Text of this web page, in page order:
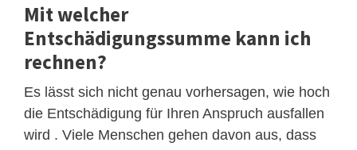
Mit welcher
Entschädigungssumme kann ich
rechnen?
Es lässt sich nicht genau vorhersagen, wie hoch
die Entschädigung für Ihren Anspruch ausfallen
wird . Viele Menschen gehen davon aus, dass